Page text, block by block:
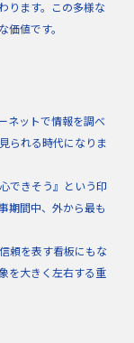
ります。この多様な
値です。
ネットで情報を調べ
られる時代になりま
できそう』という印
期間中、外から最も
頼を表す看板にもな
を大きく左右する重